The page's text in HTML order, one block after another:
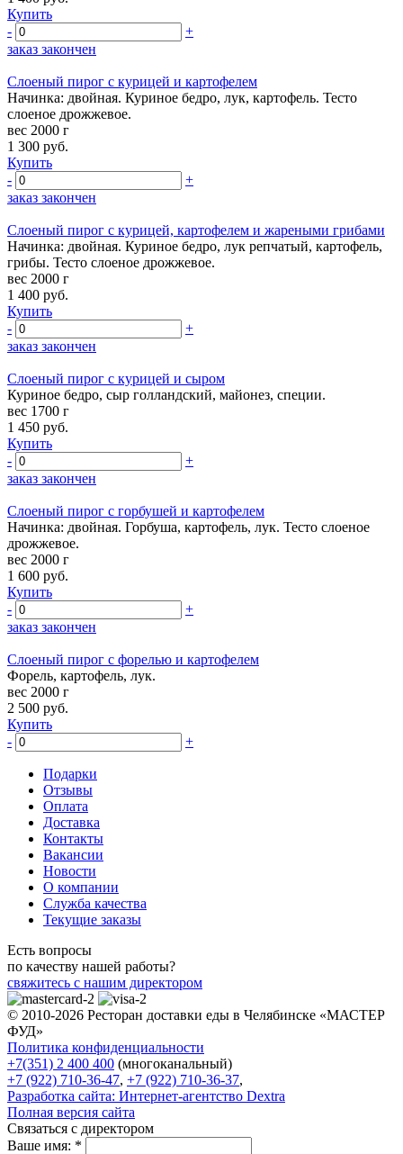
Купить
-
+
заказ закончен
Слоеный пирог с курицей и картофелем
Начинка: двойная. Куриное бедро, лук, картофель. Тесто
слоеное дрожжевое.
вес 2000 г
1 300 руб.
Купить
-
+
заказ закончен
Слоеный пирог с курицей, картофелем и жареными грибами
Начинка: двойная. Куриное бедро, лук репчатый, картофель,
грибы. Тесто слоеное дрожжевое.
вес 2000 г
1 400 руб.
Купить
-
+
заказ закончен
Слоеный пирог с курицей и сыром
Куриное бедро, сыр голландский, майонез, специи.
вес 1700 г
1 450 руб.
Купить
-
+
заказ закончен
Слоеный пирог с горбушей и картофелем
Начинка: двойная. Горбуша, картофель, лук. Тесто слоеное
дрожжевое.
вес 2000 г
1 600 руб.
Купить
-
+
заказ закончен
Слоеный пирог с форелью и картофелем
Форель, картофель, лук.
вес 2000 г
2 500 руб.
Купить
-
+
Подарки
Отзывы
Оплата
Доставка
Контакты
Вакансии
Новости
О компании
Служба качества
Текущие заказы
Есть вопросы
по качеству нашей работы?
свяжитесь с нашим директором
© 2010-2026 Ресторан доставки еды в Челябинске «МАСТЕР
ФУД»
Политика конфиденциальности
+7(351) 2 400 400 (многоканальный)
+7 (922) 710-36-47, +7 (922) 710-36-37,
Разработка сайта: Интернет-агентство Dextra
Полная версия сайта
Связаться с директором
Ваше имя: *